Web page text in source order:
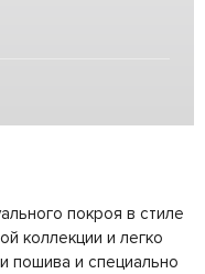
покроя в стиле
коллекции и легко
пошива и специально